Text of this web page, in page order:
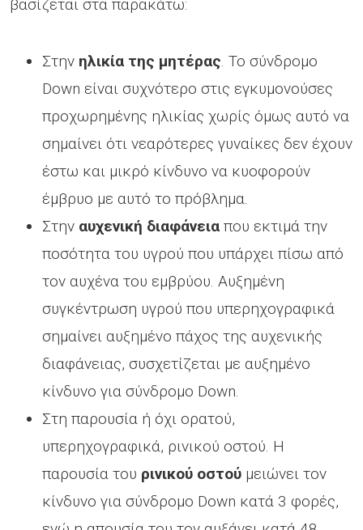
βασίζεται στα παρακάτω:
Στην ηλικία της μητέρας. Το σύνδρομο
Down είναι συχνότερο στις εγκυμονούσες
προχωρημένης ηλικίας χωρίς όμως αυτό να
σημαίνει ότι νεαρότερες γυναίκες δεν έχουν
έστω και μικρό κίνδυνο να κυοφορούν
έμβρυο με αυτό το πρόβλημα.
Στην αυχενική διαφάνεια που εκτιμά την
ποσότητα του υγρού που υπάρχει πίσω από
τον αυχένα του εμβρύου. Αυξημένη
συγκέντρωση υγρού που υπερηχογραφικά
σημαίνει αυξημένο πάχος της αυχενικής
διαφάνειας, συσχετίζεται με αυξημένο
κίνδυνο για σύνδρομο Down.
Στη παρουσία ή όχι ορατού,
υπερηχογραφικά, ρινικού οστού. Η
παρουσία του ρινικού οστού μειώνει τον
κίνδυνο για σύνδρομο Down κατά 3 φορές,